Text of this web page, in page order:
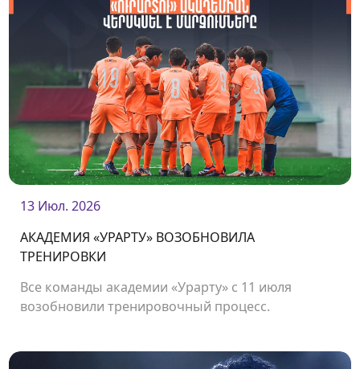
13 Июл. 2026
АКАДЕМИЯ «УРАРТУ» ВОЗОБНОВИЛА
ТРЕНИРОВКИ
Все команды академии «Урарту» с 11 июля
возобновили тренировочный процесс.